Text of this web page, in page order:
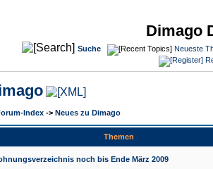
Dimago
Suche
Neueste
Index -> Neues zu Dimago
Themen
noch bis Ende März 2009